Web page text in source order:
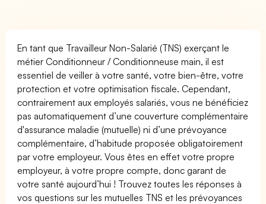
En tant que Travailleur Non-Salarié (TNS) exerçant le
métier Conditionneur / Conditionneuse main, il est
essentiel de veiller à votre santé, votre bien-être, votre
protection et votre optimisation fiscale. Cependant,
contrairement aux employés salariés, vous ne bénéficiez
pas automatiquement d’une couverture complémentaire
d'assurance maladie (mutuelle) ni d’une prévoyance
complémentaire, d’habitude proposée obligatoirement
par votre employeur. Vous êtes en effet votre propre
employeur, à votre propre compte, donc garant de
votre santé aujourd’hui ! Trouvez toutes les réponses à
vos questions sur les mutuelles TNS et les prévoyances